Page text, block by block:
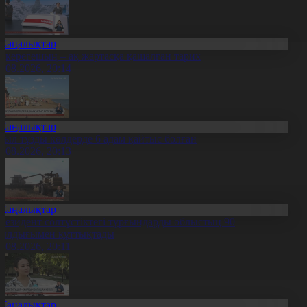
– ақ жартасқа қашалған тарих
20:14
тұзды көлдерде 6 адам қайтыс болған
20:13
солтүстіктегі тұрғындарды облыстың 90
құттықтады
20:11